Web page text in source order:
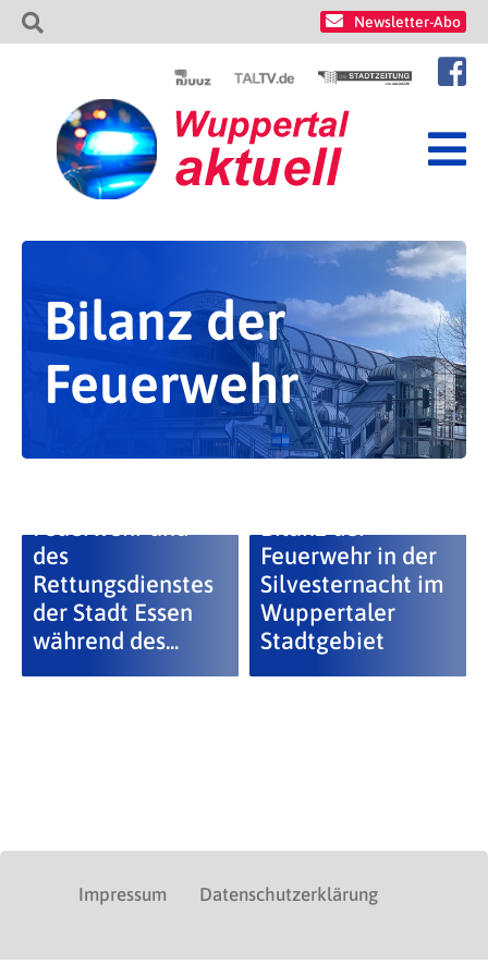
Newsletter-Abo
Bilanz der
Feuerwehr
des
Rettungsdienstes
der Stadt Essen
während des...
Feuerwehr in der
Silvesternacht im
Wuppertaler
Stadtgebiet
Impressum Datenschutzerklärung